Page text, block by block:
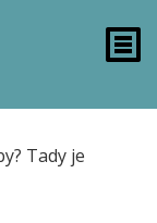
Tady je